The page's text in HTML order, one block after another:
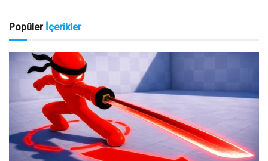
Popüler İçerikler